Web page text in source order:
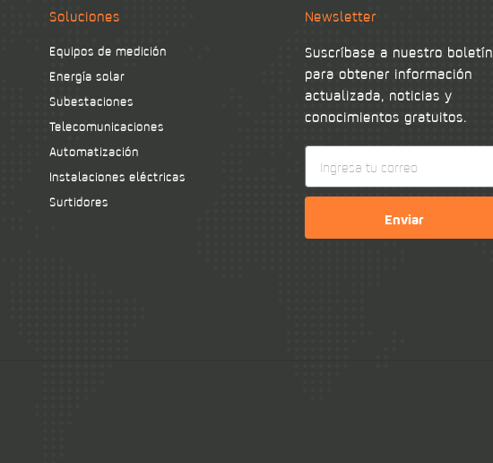
Soluciones
Equipos de medición
Energía solar
Subestaciones
Telecomunicaciones
Automatización
Instalaciones eléctricas
Surtidores
Newsletter
Suscríbase a nuestro boletín
para obtener información
actualizada, noticias y
conocimientos gratuitos.
Enviar